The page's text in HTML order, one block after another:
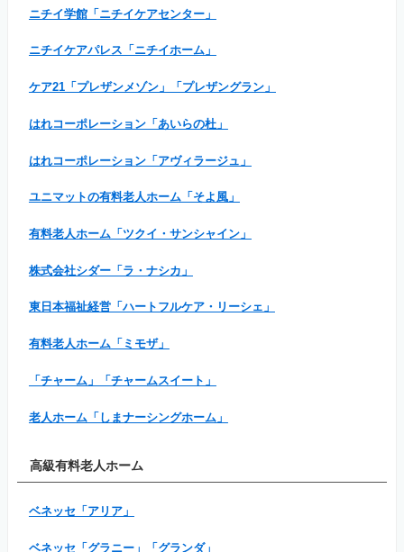
ニチイ学館「ニチイケアセンター」
ニチイケアパレス「ニチイホーム」
ケア21「プレザンメゾン」「プレザングラン」
はれコーポレーション「あいらの杜」
はれコーポレーション「アヴィラージュ」
ユニマットの有料老人ホーム「そよ風」
有料老人ホーム「ツクイ・サンシャイン」
株式会社シダー「ラ・ナシカ」
東日本福祉経営「ハートフルケア・リーシェ」
有料老人ホーム「ミモザ」
「チャーム」「チャームスイート」
老人ホーム「しまナーシングホーム」
高級有料老人ホーム
ベネッセ「アリア」
ベネッセ「グラニー」「グランダ」